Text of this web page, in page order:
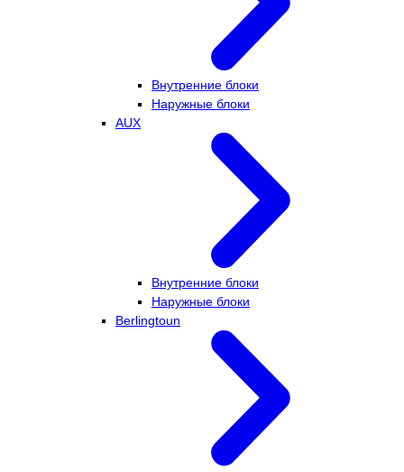
Внутренние блоки
Наружные блоки
AUX
Внутренние блоки
Наружные блоки
Berlingtoun